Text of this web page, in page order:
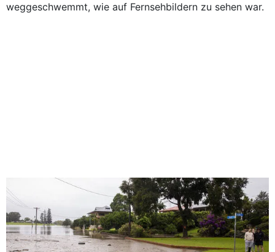
weggeschwemmt, wie auf Fernsehbildern zu sehen war.